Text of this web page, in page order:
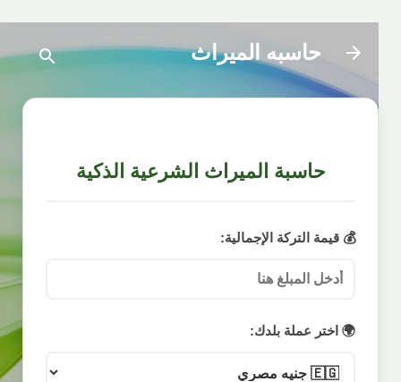
التخطي إلى المحتوى الرئيسي
حاسبه الميراث
حاسبة الميراث الشرعية الذكية
💰 قيمة التركة الإجمالية:
🌍 اختر عملة بلدك: